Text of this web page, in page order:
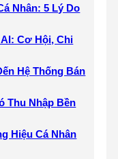
Nhân: 5 Lý Do
Cơ Hội, Chi
Hệ Thống Bán
Thu Nhập Bền
Hiệu Cá Nhân